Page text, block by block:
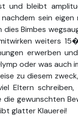
und bleibt
sein eigen
Bimbes
weiters
erwerben
oder was auch
zu diesem
Eltern schreiben,
gewunschten
glatter Klauerei!